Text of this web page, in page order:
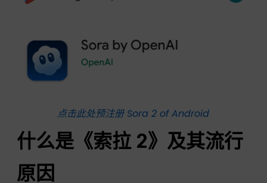
点击此处预注册 Sora 2 of Android
什么是《索拉 2》及其流行
原因